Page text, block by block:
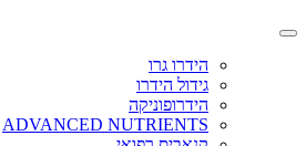
Toggle
הידרו גרו
גידול הידרו
הידרופוניקה
ADVANCED NUTRIENTS